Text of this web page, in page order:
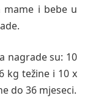
mame i bebe u
nagrade su: 10
kg težine i 10 x
do 36 mjeseci.